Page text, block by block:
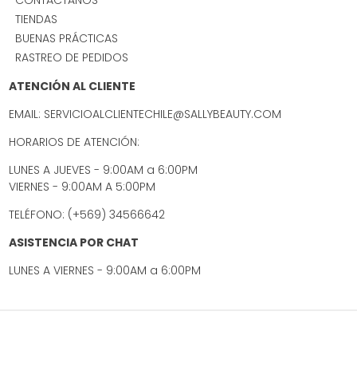
TIENDAS
BUENAS PRÁCTICAS
RASTREO DE PEDIDOS
ATENCIÓN AL CLIENTE
EMAIL: SERVICIOALCLIENTECHILE@SALLYBEAUTY.COM
HORARIOS DE ATENCIÓN:
LUNES A JUEVES - 9:00AM a 6:00PM
VIERNES - 9:00AM A 5:00PM
TELÉFONO: (+569) 34566642
ASISTENCIA POR CHAT
LUNES A VIERNES - 9:00AM a 6:00PM